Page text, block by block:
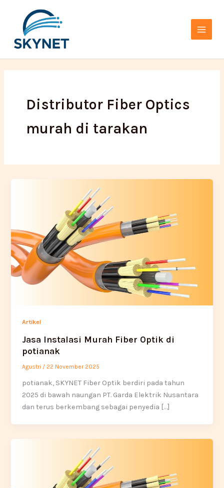
konten
Menu
Distributor Fiber Optics
murah di tarakan
Artikel
Jasa Instalasi Murah Fiber Optik di
potianak
Agustri / 22 November 2025
potianak, SKYNET Fiber Optik berdiri pada tahun
2025 di bawah naungan PT. Garda Elektrik Nusantara
dan terus berkembang sebagai penyedia […]